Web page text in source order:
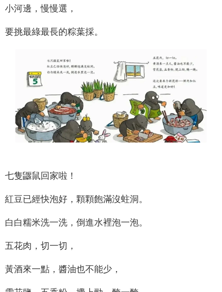
小河邊，慢慢選，
要挑最綠最長的粽葉採。
七隻鼴鼠回家啦！
紅豆已經快泡好，顆顆飽滿沒蛀洞。
白白糯米洗一洗，倒進水裡泡一泡。
五花肉，切一切，
黃酒來一點，醬油也不能少，